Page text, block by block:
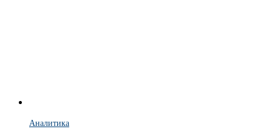
Аналитика